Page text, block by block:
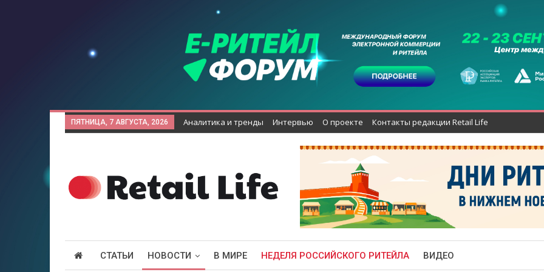
ПЯТНИЦА, 7 АВГУСТА, 2026 Аналитика и тренды Интервью О проекте Контакты редакции Retail Life
СТАТЬИ НОВОСТИ В МИРЕ НЕДЕЛЯ РОССИЙСКОГО РИТЕЙЛА ВИДЕО